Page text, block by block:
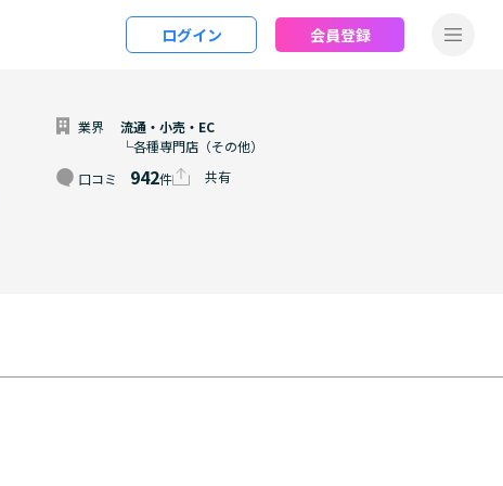
ログイン 会員登録
業界
流通・小売・EC
└各種専門店（その他）
口コミ 942件 共有